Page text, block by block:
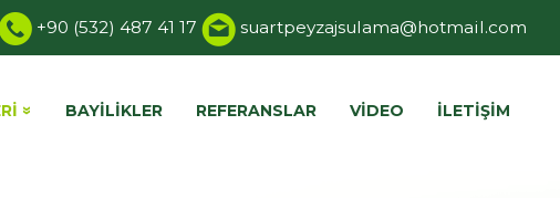
+90 (532) 487 41 17 suartpeyzajsulama@hotmail.com
BAYILIKLER REFERANSLAR VIDEO İLETIŞIM